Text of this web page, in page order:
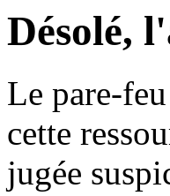
Désolé,
Le pare-
cette
jugée